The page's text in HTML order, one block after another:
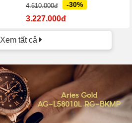
4.610.000đ -30%
3.227.000đ
Xem tất cả